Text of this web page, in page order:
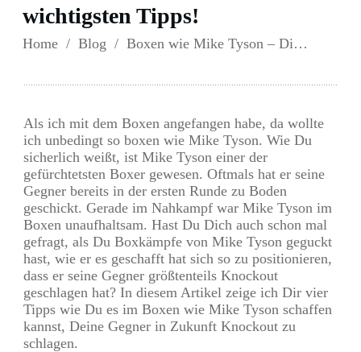
wichtigsten Tipps!
Home / Blog / Boxen wie Mike Tyson – Die 4 wichtigsten Tipps!
Als ich mit dem Boxen angefangen habe, da wollte
ich unbedingt so boxen wie Mike Tyson. Wie Du
sicherlich weißt, ist Mike Tyson einer der
gefürchtetsten Boxer gewesen. Oftmals hat er seine
Gegner bereits in der ersten Runde zu Boden
geschickt. Gerade im Nahkampf war Mike Tyson im
Boxen unaufhaltsam. Hast Du Dich auch schon mal
gefragt, als Du Boxkämpfe von Mike Tyson geguckt
hast, wie er es geschafft hat sich so zu positionieren,
dass er seine Gegner größtenteils Knockout
geschlagen hat? In diesem Artikel zeige ich Dir vier
Tipps wie Du es im Boxen wie Mike Tyson schaffen
kannst, Deine Gegner in Zukunft Knockout zu
schlagen.